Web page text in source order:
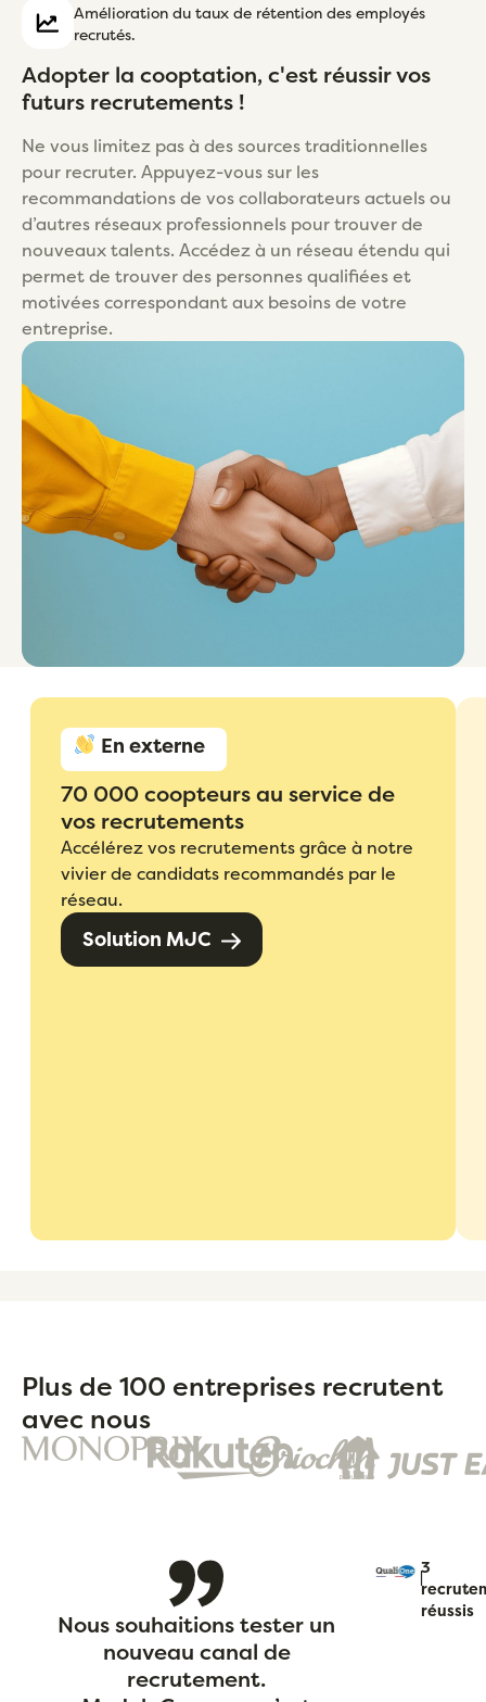
Amélioration du taux de rétention des employés
recrutés.
Adopter la cooptation, c'est réussir vos
futurs recrutements !
Ne vous limitez pas à des sources traditionnelles
pour recruter. Appuyez-vous sur les
recommandations de vos collaborateurs actuels ou
d’autres réseaux professionnels pour trouver de
nouveaux talents. Accédez à un réseau étendu qui
permet de trouver des personnes qualifiées et
motivées correspondant aux besoins de votre
entreprise.
En
externe
ou
en
interne,
nos
En externe
70 000 coopteurs au service de
vos recrutements
Accélérez vos recrutements grâce à notre
vivier de candidats recommandés par le
réseau.
Solution MJC
Plus de 100 entreprises recrutent
avec nous
Nous souhaitions tester un
nouveau canal de
recrutement.
|3
réussis